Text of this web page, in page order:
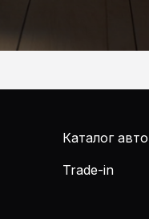
Каталог
Trade-in